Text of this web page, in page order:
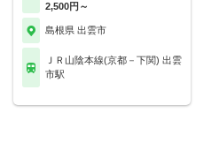
2,500円～
島根県 出雲市
ＪＲ山陰本線(京都－下関) 出雲
市駅